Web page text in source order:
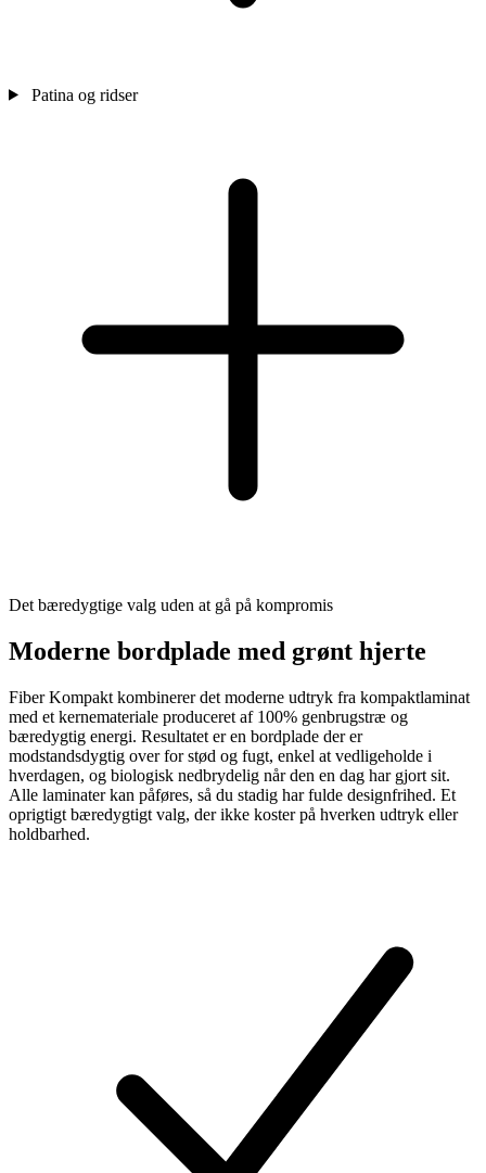
Patina og ridser
Det bæredygtige valg uden at gå på kompromis
Moderne bordplade med grønt hjerte
Fiber Kompakt kombinerer det moderne udtryk fra kompaktlaminat
med et kernemateriale produceret af 100% genbrugstræ og
bæredygtig energi. Resultatet er en bordplade der er
modstandsdygtig over for stød og fugt, enkel at vedligeholde i
hverdagen, og biologisk nedbrydelig når den en dag har gjort sit.
Alle laminater kan påføres, så du stadig har fulde designfrihed. Et
oprigtigt bæredygtigt valg, der ikke koster på hverken udtryk eller
holdbarhed.